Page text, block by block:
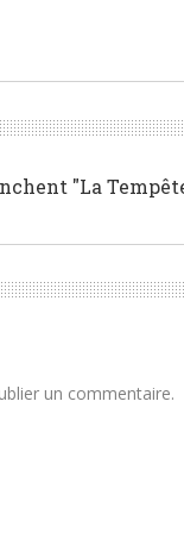
"La
un commentaire.